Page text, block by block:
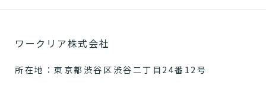
ワークリア株式会社
所在地：東京都渋谷区渋谷二丁目24番12号